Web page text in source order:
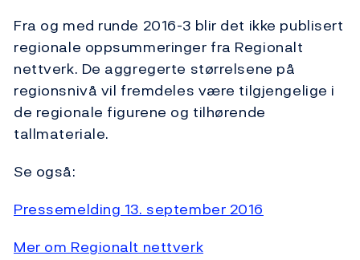
Fra og med runde 2016-3 blir det ikke publisert
regionale oppsummeringer fra Regionalt
nettverk. De aggregerte størrelsene på
regionsnivå vil fremdeles være tilgjengelige i
de regionale figurene og tilhørende
tallmateriale.
Se også:
Pressemelding 13. september 2016
Mer om Regionalt nettverk